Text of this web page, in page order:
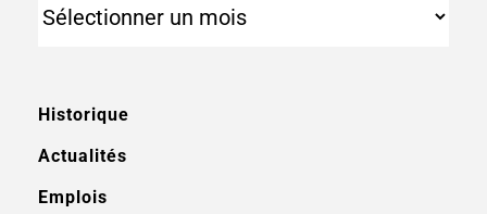
Historique
Actualités
Emplois